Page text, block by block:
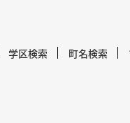
学区検索 町名検索